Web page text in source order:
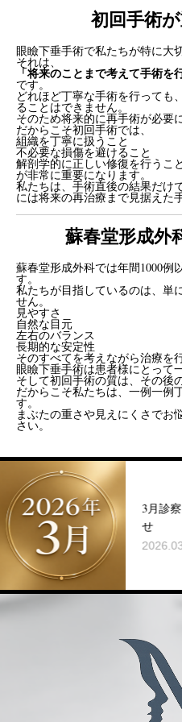
初回手術
眼瞼下垂手術で私たちが特に大
それは、
「将来のことまで考えて手術を
です。
どれほど丁寧な手術を行っても
ることはできません。
そのため将来的に再手術が必要
だからこそ初回手術では、
組織を丁寧に扱うこと
不必要な損傷を避けること
解剖学的に正しい修復を行うこと
が非常に重要になります。
私たちは、手術直後の結果だけ
には将来の再治療まで見据えた
蘇春堂形成外
蘇春堂形成外科では年間1000例
す。
私たちが目指しているのは、単
せん。
見やすさ
自然な目元
左右のバランス
長期的な安定性
そのすべてを考えながら治療を
眼瞼下垂手術は患者様にとって
そして初回手術の質は、その後
だからこそ私たちは、一例一例
す。
まぶたの重さや見えにくさでお
さい。
3月診察日のお知
2026.03.01